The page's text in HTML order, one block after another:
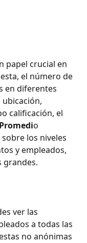
papel crucial en
el número de
en diferentes
calificación, el
o
los niveles
y empleados,
grandes.
ver las
a todas las
no anónimas